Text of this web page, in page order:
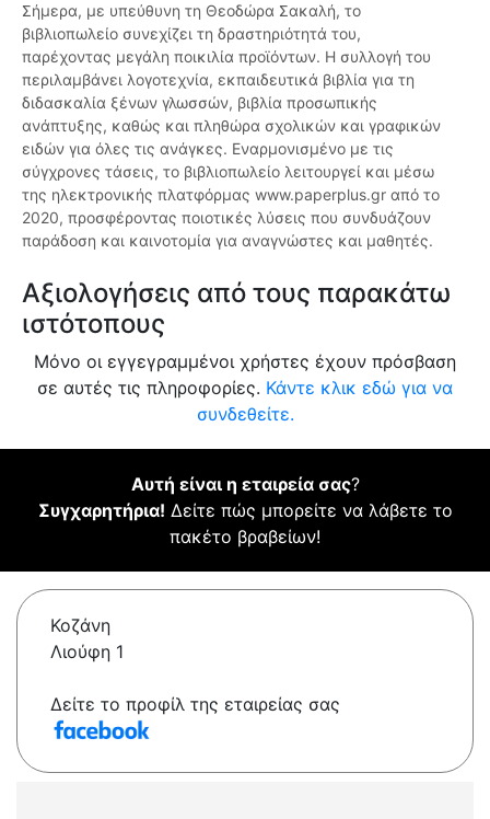
Σήμερα, με υπεύθυνη τη Θεοδώρα Σακαλή, το
βιβλιοπωλείο συνεχίζει τη δραστηριότητά του,
παρέχοντας μεγάλη ποικιλία προϊόντων. Η συλλογή του
περιλαμβάνει λογοτεχνία, εκπαιδευτικά βιβλία για τη
διδασκαλία ξένων γλωσσών, βιβλία προσωπικής
ανάπτυξης, καθώς και πληθώρα σχολικών και γραφικών
ειδών για όλες τις ανάγκες. Εναρμονισμένο με τις
σύγχρονες τάσεις, το βιβλιοπωλείο λειτουργεί και μέσω
της ηλεκτρονικής πλατφόρμας www.paperplus.gr από το
2020, προσφέροντας ποιοτικές λύσεις που συνδυάζουν
παράδοση και καινοτομία για αναγνώστες και μαθητές.
Αξιολογήσεις από τους παρακάτω
ιστότοπους
Μόνο οι εγγεγραμμένοι χρήστες έχουν πρόσβαση
σε αυτές τις πληροφορίες. Κάντε κλικ εδώ για να
συνδεθείτε.
Αυτή είναι η εταιρεία σας?
Συγχαρητήρια! Δείτε πώς μπορείτε να λάβετε το
πακέτο βραβείων!
Κοζάνη
Λιούφη 1
Δείτε το προφίλ της εταιρείας σας